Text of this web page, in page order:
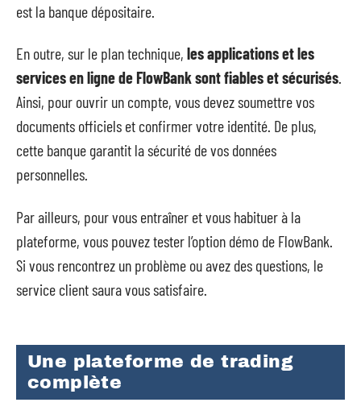
est la banque dépositaire.
En outre, sur le plan technique, les applications et les
services en ligne de FlowBank sont fiables et sécurisés.
Ainsi, pour ouvrir un compte, vous devez soumettre vos
documents officiels et confirmer votre identité. De plus,
cette banque garantit la sécurité de vos données
personnelles.
Par ailleurs, pour vous entraîner et vous habituer à la
plateforme, vous pouvez tester l’option démo de FlowBank.
Si vous rencontrez un problème ou avez des questions, le
service client saura vous satisfaire.
Une plateforme de trading
complète